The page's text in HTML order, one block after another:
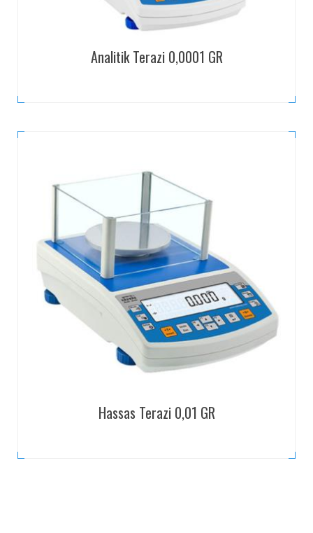
Analitik Terazi 0,0001 GR
Hassas Terazi 0,01 GR